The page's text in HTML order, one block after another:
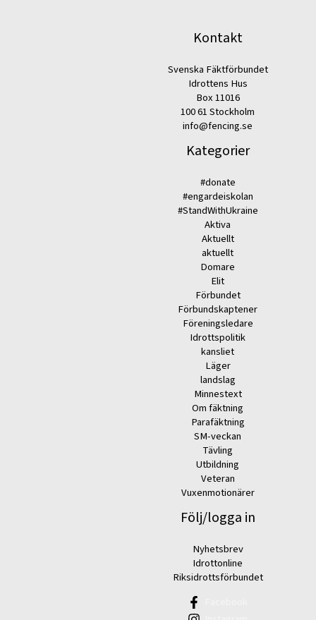
Kontakt
Svenska Fäktförbundet
Idrottens Hus
Box 11016
100 61 Stockholm
info@fencing.se
Kategorier
#donate
#engardeiskolan
#StandWithUkraine
Aktiva
Aktuellt
aktuellt
Domare
Elit
Förbundet
Förbundskaptener
Föreningsledare
Idrottspolitik
kansliet
Läger
landslag
Minnestext
Om fäktning
Parafäktning
SM-veckan
Tävling
Utbildning
Veteran
Vuxenmotionärer
Följ/logga in
Nyhetsbrev
Idrottonline
Riksidrottsförbundet